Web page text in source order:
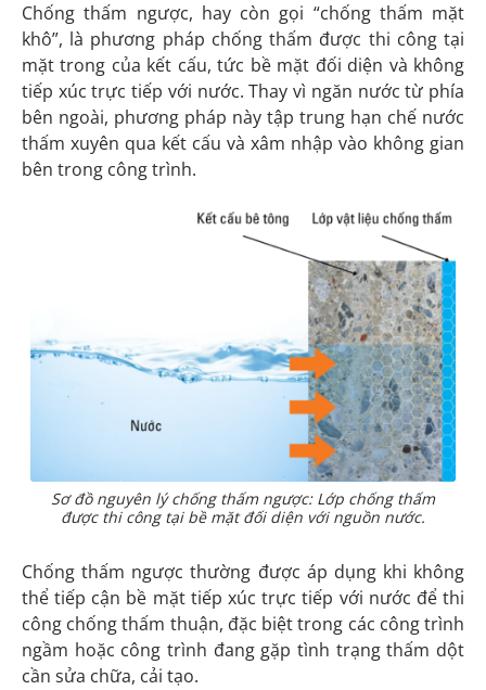
Chống thấm ngược, hay còn gọi “chống thấm mặt
khô”, là phương pháp chống thấm được thi công tại
mặt trong của kết cấu, tức bề mặt đối diện và không
tiếp xúc trực tiếp với nước. Thay vì ngăn nước từ phía
bên ngoài, phương pháp này tập trung hạn chế nước
thấm xuyên qua kết cấu và xâm nhập vào không gian
bên trong công trình.
Sơ đồ nguyên lý chống thấm ngược: Lớp chống thấm
được thi công tại bề mặt đối diện với nguồn nước.
Chống thấm ngược thường được áp dụng khi không
thể tiếp cận bề mặt tiếp xúc trực tiếp với nước để thi
công chống thấm thuận, đặc biệt trong các công trình
ngầm hoặc công trình đang gặp tình trạng thấm dột
cần sửa chữa, cải tạo.